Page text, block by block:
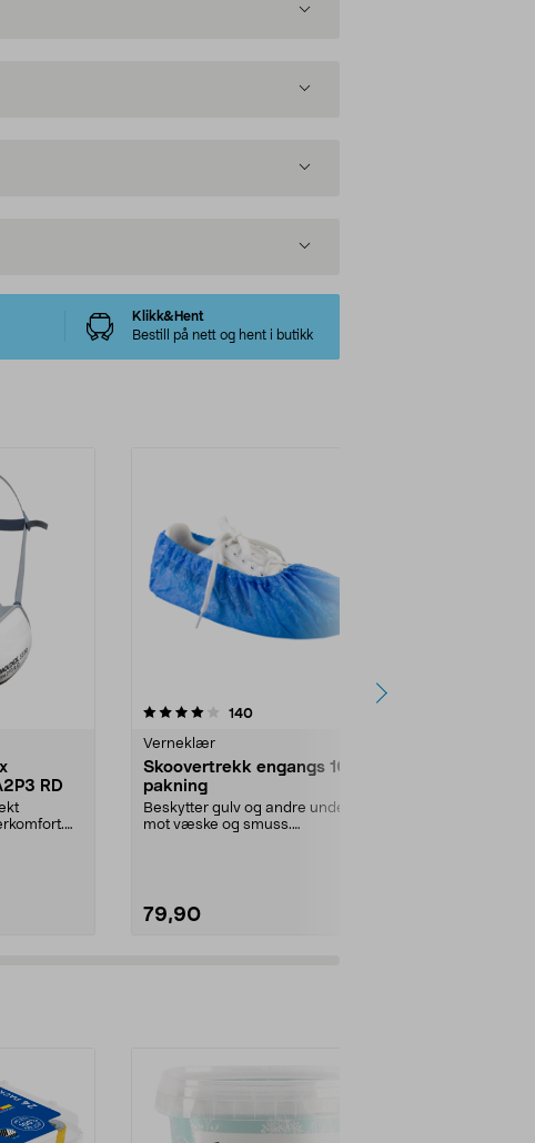
Klikk&Hent
Bestill på nett og hent i butikk
RD
140anmeldelser
Verneklær
Skoovertrekk engangs 100-
pakning
Beskytter gulv og andre underlag
mot væske og smuss.
79,90
4.5 av 5 stjerner